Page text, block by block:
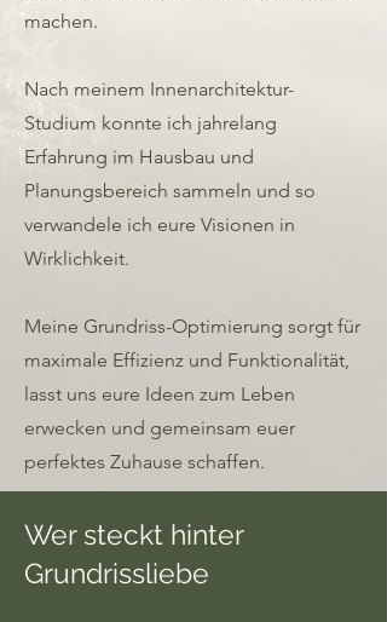
machen.
Nach meinem Innenarchitektur-
Studium konnte ich jahrelang
Erfahrung im Hausbau und
Planungsbereich sammeln und so
verwandele ich eure Visionen in
Wirklichkeit.
Meine Grundriss-Optimierung sorgt für
maximale Effizienz und Funktionalität,
lasst uns eure Ideen zum Leben
erwecken und gemeinsam euer
perfektes Zuhause schaffen.
Wer steckt hinter
Grundrissliebe